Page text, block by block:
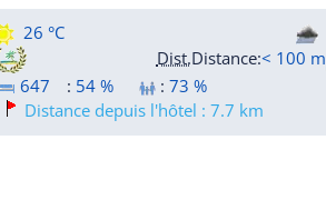
26 °C
Dist.Distance:< 100 m
647 : 54 % : 73 %
Distance depuis l'hôtel : 7.7 km